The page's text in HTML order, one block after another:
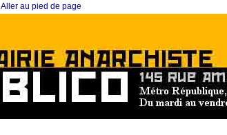
Aller au pied de page